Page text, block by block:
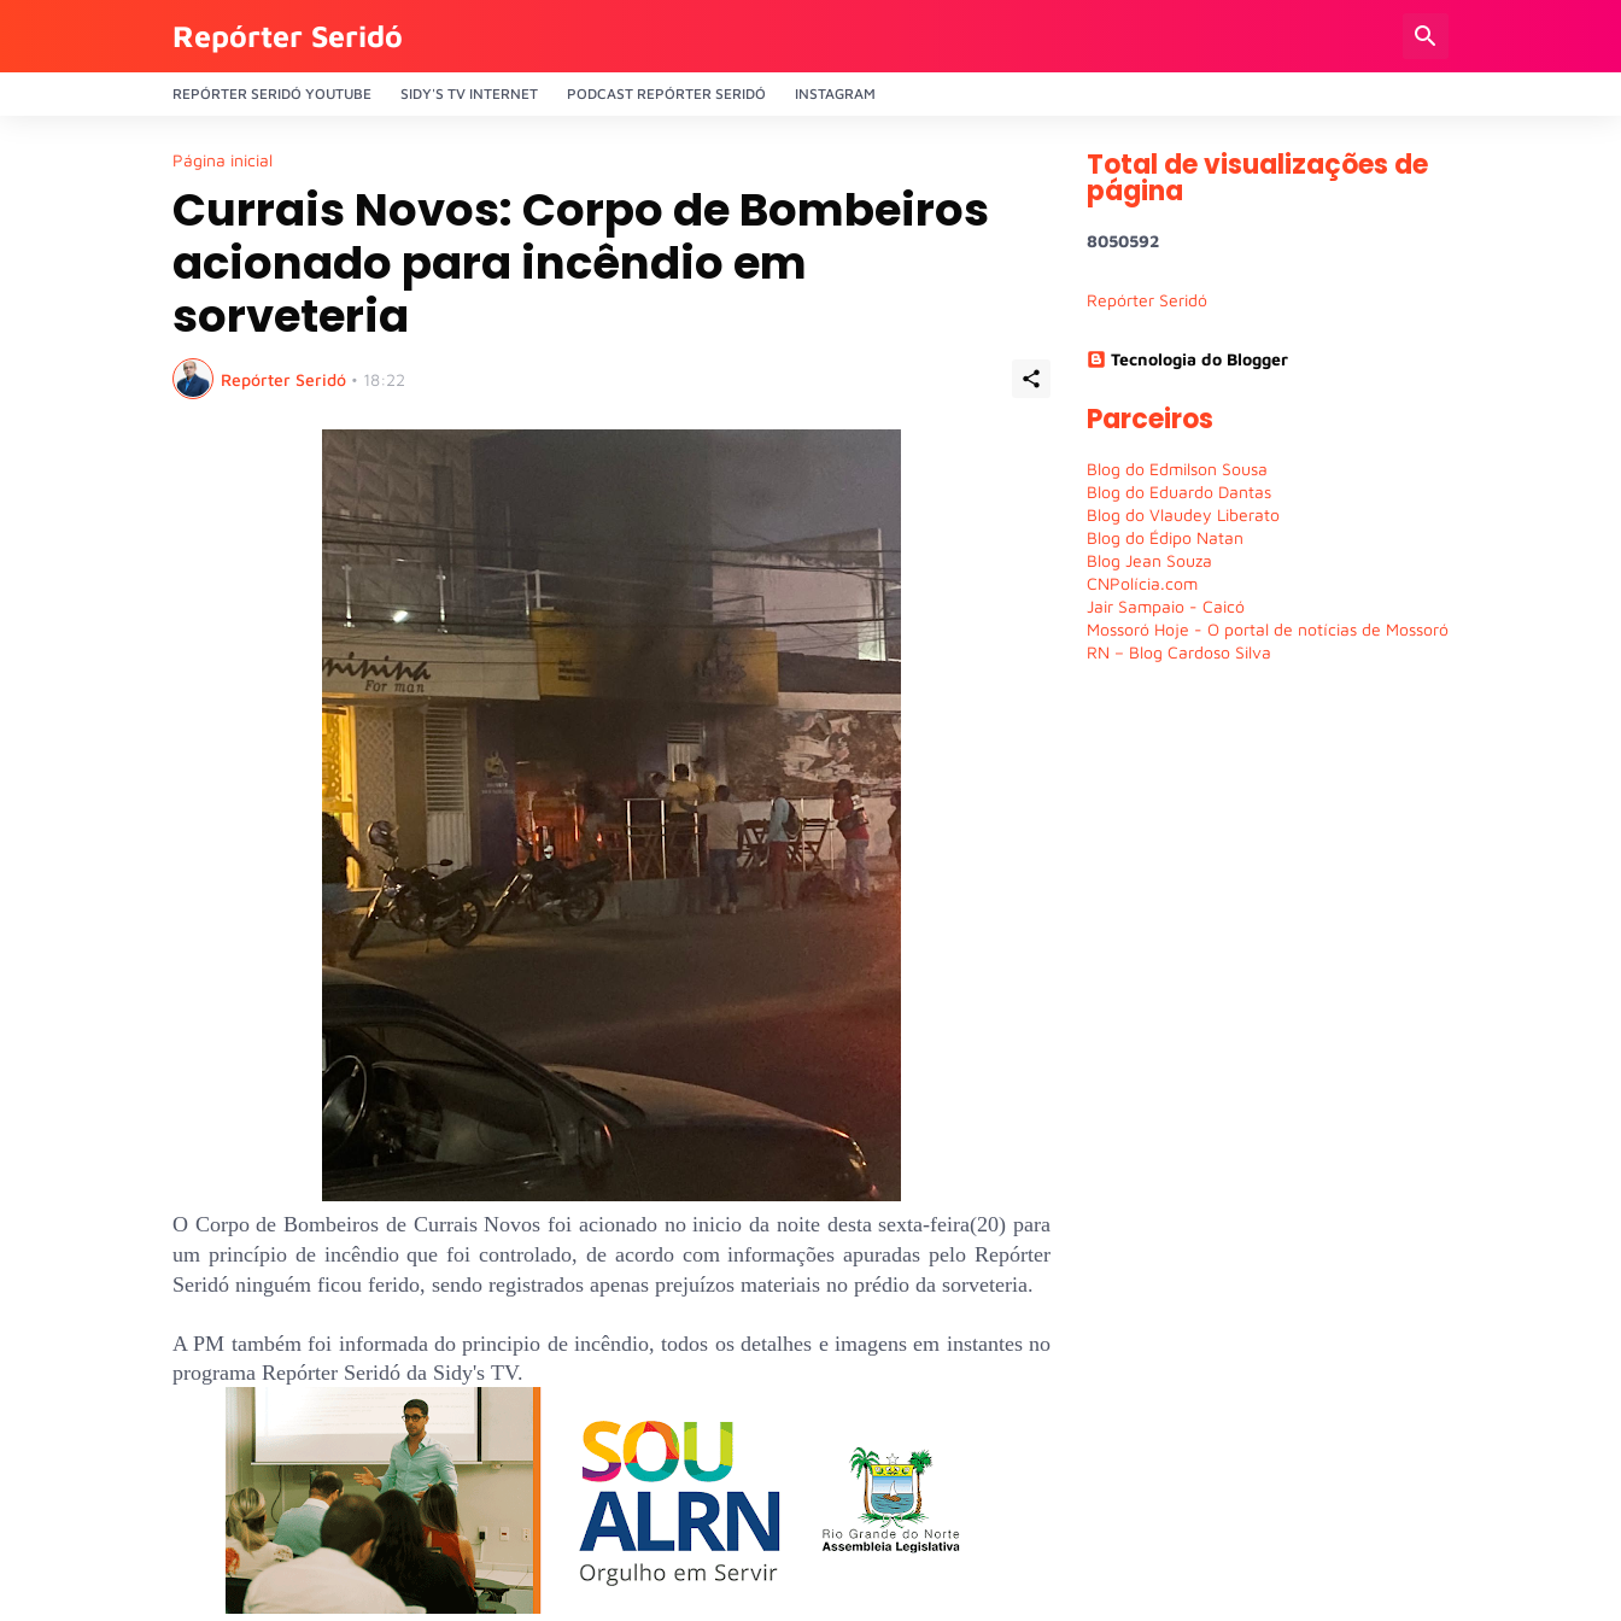
Repórter Seridó
REPÓRTER SERIDÓ YOUTUBE SIDY'S TV INTERNET PODCAST REPÓRTER SERIDÓ INSTAGRAM
Página inicial
Currais Novos: Corpo de Bombeiros
acionado para incêndio em
sorveteria
Repórter Seridó • 18:22
O Corpo de Bombeiros de Currais Novos foi acionado no inicio da noite desta sexta-feira(20) para
um princípio de incêndio que foi controlado, de acordo com informações apuradas pelo Repórter
Seridó ninguém ficou ferido, sendo registrados apenas prejuízos materiais no prédio da sorveteria.
A PM também foi informada do principio de incêndio, todos os detalhes e imagens em instantes no
programa Repórter Seridó da Sidy's TV.
Total de visualizações de
página
8050592
Repórter Seridó
Tecnologia do Blogger
Parceiros
Blog do Edmilson Sousa
Blog do Eduardo Dantas
Blog do Vlaudey Liberato
Blog do Édipo Natan
Blog Jean Souza
CNPolícia.com
Jair Sampaio - Caicó
Mossoró Hoje - O portal de notícias de Mossoró
RN – Blog Cardoso Silva